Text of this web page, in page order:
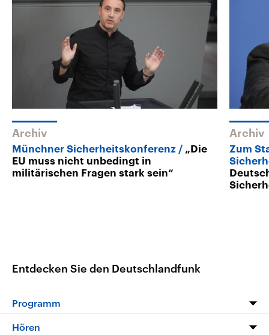
Archiv
Münchner Sicherheitskonferenz
„Die
EU muss nicht unbedingt in
militärischen Fragen stark sein“
Archiv
Zum
Entdecken Sie den Deutschlandfunk
Programm
Programm
Hören